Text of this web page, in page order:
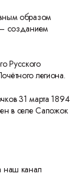
образом
– созданием
Русского
легиона.
31 марта 1894
в селе Сапожок
наш канал